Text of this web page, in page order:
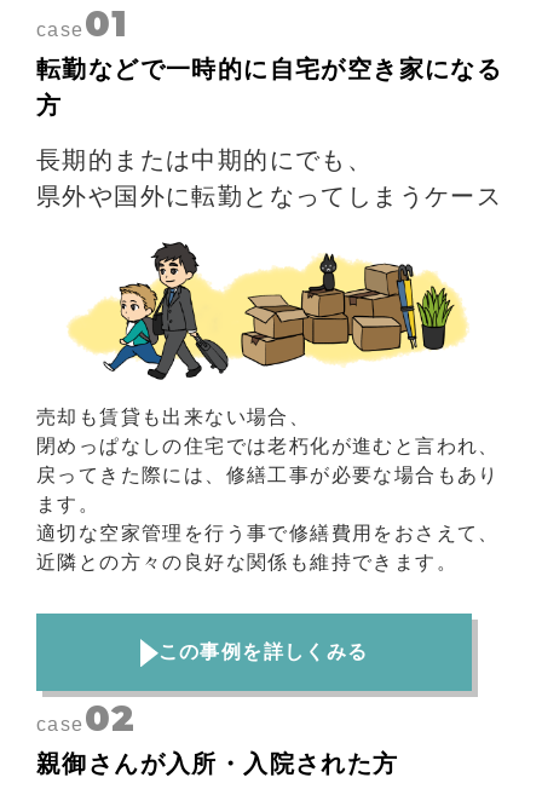
case 01
転勤などで一時的に自宅が空き家になる
方
長期的または中期的にでも、
県外や国外に転勤となってしまうケース
売却も賃貸も出来ない場合、
閉めっぱなしの住宅では老朽化が進むと言われ、
戻ってきた際には、修繕工事が必要な場合もあり
ます。
適切な空家管理を行う事で修繕費用をおさえて、
近隣との方々の良好な関係も維持できます。
この事例を詳しくみる
case 02
親御さんが入所・入院された方